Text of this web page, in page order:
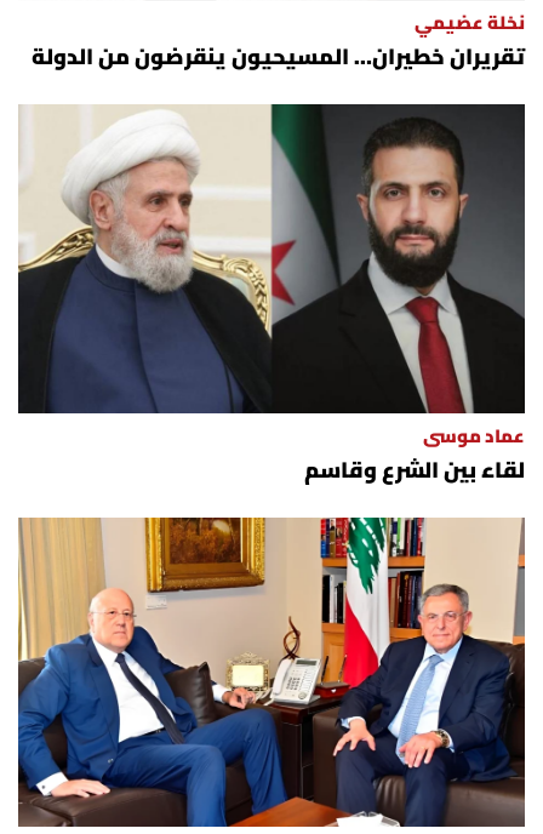
نخلة عضيمي
تقريران خطيران… المسيحيون ينقرضون من الدولة
عماد موسى
لقاء بين الشرع وقاسم